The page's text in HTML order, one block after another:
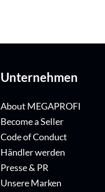
Unternehmen
About MEGAPROFI
Become a Seller
Code of Conduct
Händler werden
Presse & PR
Unsere Marken